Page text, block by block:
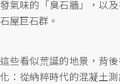
發氣味的「臭石牆」，以
石屋巨石群。
這些看似荒誕的地景，背
化：從納粹時代的混凝土